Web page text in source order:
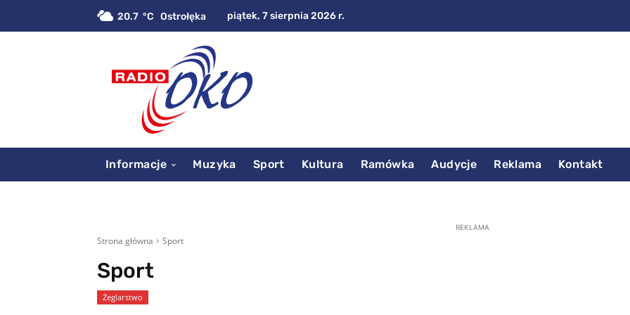
20.7 C Ostrołęka piątek, 7 sierpnia 2026 r.
Informacje Muzyka Sport Kultura Ramówka Audycje Reklama Kontakt
REKLAMA
Strona główna Sport
Sport
Żeglarstwo